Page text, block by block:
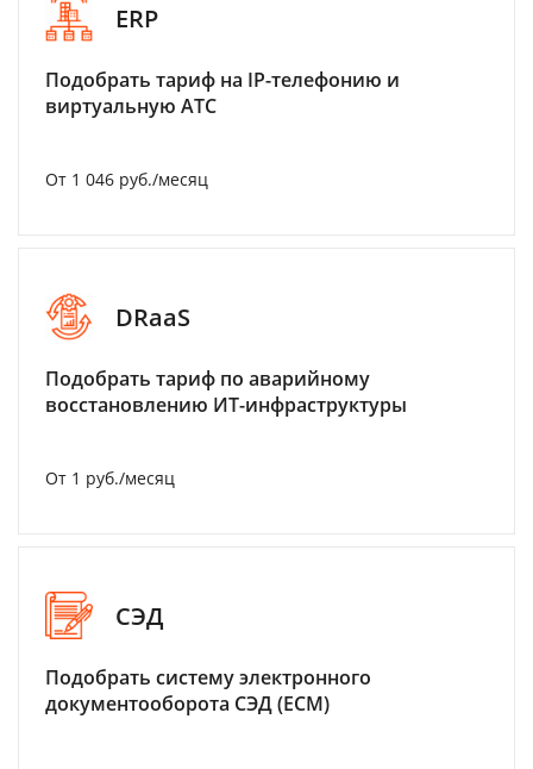
ERP
Подобрать тариф на IP-телефонию и
виртуальную АТС
От 1 046 руб./месяц
DRaaS
Подобрать тариф по аварийному
восстановлению ИТ-инфраструктуры
От 1 руб./месяц
СЭД
Подобрать систему электронного
документооборота СЭД (ECM)